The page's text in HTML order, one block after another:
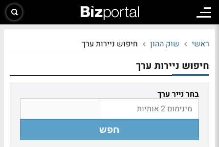
ראשי שוק ההון חיפוש ניירות ערך
חיפוש ניירות ערך
בחר נייר ערך
חפש